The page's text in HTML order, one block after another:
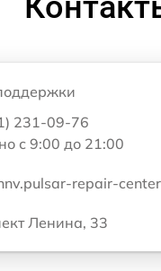
231-09-76
с 9:00 до 21:00
repair-
Ленина, 33